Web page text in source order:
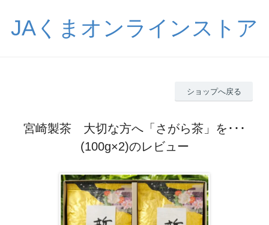
JAくまオンラインストア
ショップへ戻る
宮崎製茶 大切な方へ「さがら茶」を･･･
(100g×2)のレビュー